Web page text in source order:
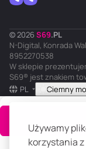
Używamy
korzystania
© 2026 S69.PL
N-Digital, Konrada
8952270538
W sklepie
S69® jest znakiem
PL
Ciemny